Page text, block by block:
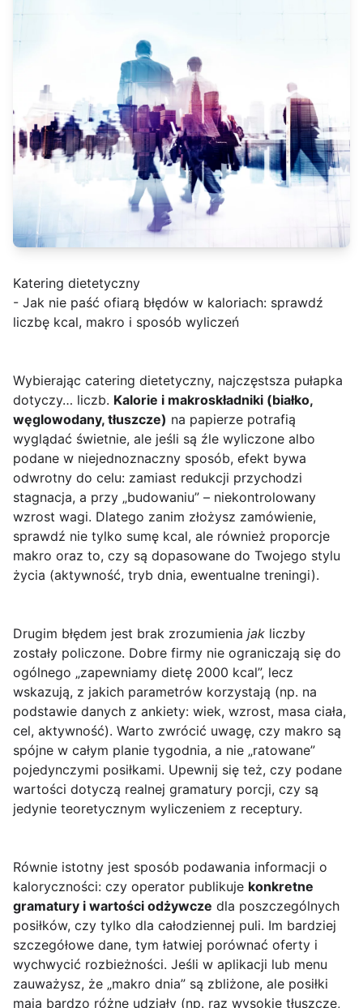
Katering dietetyczny
- Jak nie paść ofiarą błędów w kaloriach: sprawdź
liczbę kcal, makro i sposób wyliczeń
Wybierając catering dietetyczny, najczęstsza pułapka
dotyczy… liczb. Kalorie i makroskładniki (białko,
węglowodany, tłuszcze) na papierze potrafią
wyglądać świetnie, ale jeśli są źle wyliczone albo
podane w niejednoznaczny sposób, efekt bywa
odwrotny do celu: zamiast redukcji przychodzi
stagnacja, a przy „budowaniu” – niekontrolowany
wzrost wagi. Dlatego zanim złożysz zamówienie,
sprawdź nie tylko sumę kcal, ale również proporcje
makro oraz to, czy są dopasowane do Twojego stylu
życia (aktywność, tryb dnia, ewentualne treningi).
Drugim błędem jest brak zrozumienia jak liczby
zostały policzone. Dobre firmy nie ograniczają się do
ogólnego „zapewniamy dietę 2000 kcal”, lecz
wskazują, z jakich parametrów korzystają (np. na
podstawie danych z ankiety: wiek, wzrost, masa ciała,
cel, aktywność). Warto zwrócić uwagę, czy makro są
spójne w całym planie tygodnia, a nie „ratowane”
pojedynczymi posiłkami. Upewnij się też, czy podane
wartości dotyczą realnej gramatury porcji, czy są
jedynie teoretycznym wyliczeniem z receptury.
Równie istotny jest sposób podawania informacji o
kaloryczności: czy operator publikuje konkretne
gramatury i wartości odżywcze dla poszczególnych
posiłków, czy tylko dla całodziennej puli. Im bardziej
szczegółowe dane, tym łatwiej porównać oferty i
wychwycić rozbieżności. Jeśli w aplikacji lub menu
zauważysz, że „makro dnia” są zbliżone, ale posiłki
mają bardzo różne udziały (np. raz wysokie tłuszcze,